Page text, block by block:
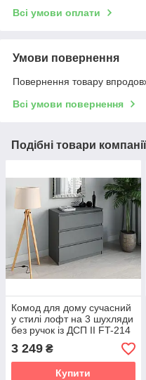
Всі умови оплати
Умови повернення
Повернення товару
Всі умови повернення
Подібні товари компанії
Комод для дому сучасний
у стилі лофт на 3 шухляди
без ручок із ДСП II FT-214
3 249 ₴
Купити